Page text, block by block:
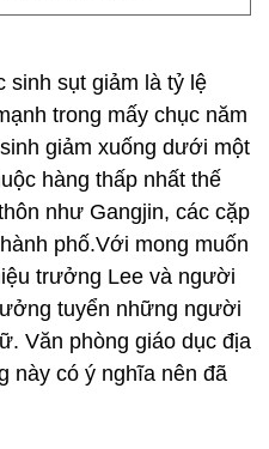
sinh sụt giảm là tỷ lệ
trong mấy chục năm
giảm xuống dưới một
hàng thấp nhất thế
như Gangjin, các cặp
phố.Với mong muốn
trưởng Lee và người
tuyển những người
Văn phòng giáo dục địa
này có ý nghĩa nên đã